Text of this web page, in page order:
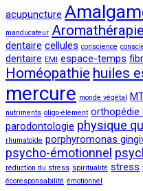
acupuncture
manducateur Aromathérapie
dentaire cellules conscience
dentaire EMI espace-temps
Homéopathie huiles
mercure monde végétal
nutriments oligo-élément orthopédie
parodontologie physique
rhumatoïde porphyromonas
psycho-émotionnel
réduction du stress spiritualité stress
écoresponsabilité émotionnel